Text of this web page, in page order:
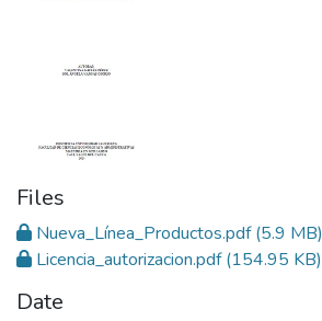
Files
Nueva_Línea_Productos.pdf(5.9 MB)
Licencia_autorizacion.pdf(154.95 KB)
Date